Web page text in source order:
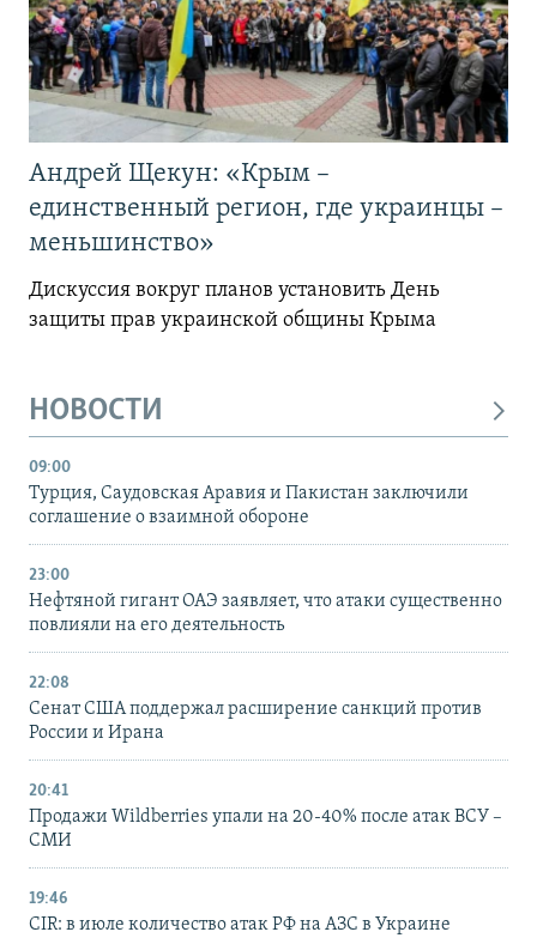
Андрей Щекун: «Крым –
единственный регион, где украинцы –
меньшинство»
Дискуссия вокруг планов установить День
защиты прав украинской общины Крыма
НОВОСТИ
09:00
Турция, Саудовская Аравия и Пакистан заключили
соглашение о взаимной обороне
23:00
Нефтяной гигант ОАЭ заявляет, что атаки существенно
повлияли на его деятельность
22:08
Сенат США поддержал расширение санкций против
России и Ирана
20:41
Продажи Wildberries упали на 20-40% после атак ВСУ –
СМИ
19:46
CIR: в июле количество атак РФ на АЗС в Украине